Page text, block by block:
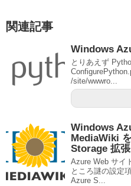
関連記事
Windows
とりあえず
/site/wwwro...
Windows
MediaWiki
Storage 拡
Azure Web サイ
ところ謎の設定
Azure S...